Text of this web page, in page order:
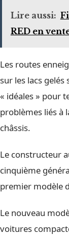
Lire aussi:
RED en
Les routes
sur les lacs gelés
« idéales » pour
problèmes liés à
châssis.
Le constructeur
cinquième
premier modèle
Le nouveau
voitures